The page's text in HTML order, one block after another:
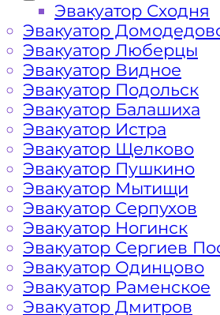
Эвакуатор Сходня
Эвакуатор
Эвакуатор Люберцы
Эвакуатор Видное
Эвакуатор Подольск
Эвакуатор Балашиха
Эвакуатор Истра
Эвакуатор Щелково
Эвакуатор Пушкино
Эвакуатор Мытищи
Эвакуатор Серпухов
Эвакуатор Ногинск
Эвакуатор Сергиев
Эвакуатор Одинцово
Эвакуатор Раменское
Эвакуатор Дмитров